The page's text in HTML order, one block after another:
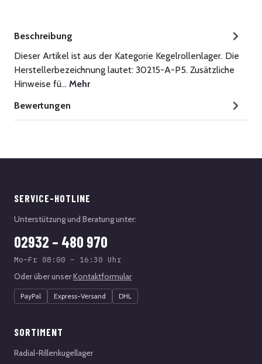
Beschreibung
Dieser Artikel ist aus der Kategorie Kegelrollenlager. Die
Herstellerbezeichnung lautet: 30215-A-P5. Zusätzliche
Hinweise fü… Mehr
Bewertungen
SERVICE-HOTLINE
Unterstützung und Beratung unter:
02932 – 480 970
Mo–Fr 08:00 – 16:30 Uhr
Oder über unserKontaktformular
PayPal Express-Versand DHL
SORTIMENT
Radial-Rillenkugellager